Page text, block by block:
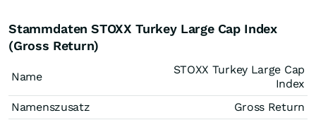
Stammdaten STOXX Turkey Large Cap Index
(Gross Return)
Name
STOXX Turkey Large Cap
Index
Namenszusatz
Gross Return